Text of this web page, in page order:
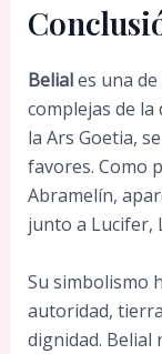
Beliales una de
complejas de la
la Ars Goetia,
favores. Como
Abramelín,
junto a Lucifer,
Su simbolismo
autoridad,
dignidad. Belial